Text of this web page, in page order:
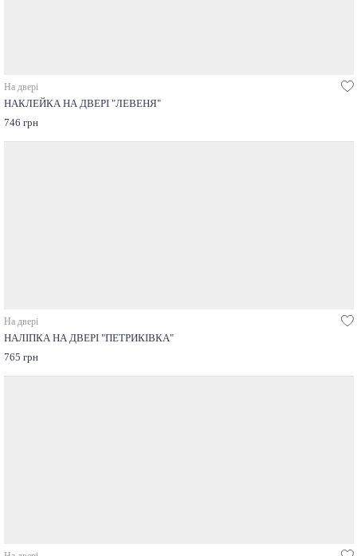
На двері
НАКЛЕЙКА НА ДВЕРІ "ЛЕВЕНЯ"
746 грн
На двері
НАЛІПКА НА ДВЕРІ "ПЕТРИКІВКА"
765 грн